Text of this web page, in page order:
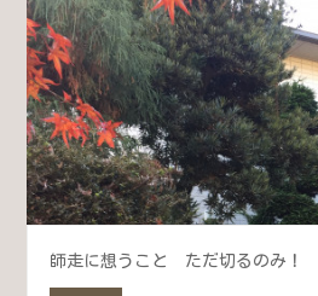
師走に想うこと ただ切るのみ！